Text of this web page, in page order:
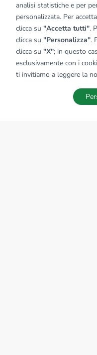
analisi statistiche e per
personalizzata. Per
clicca su "Accetta tutti".
clicca su "Personalizza".
clicca su "X"; in questo
esclusivamente con i
ti invitiamo a leggere la